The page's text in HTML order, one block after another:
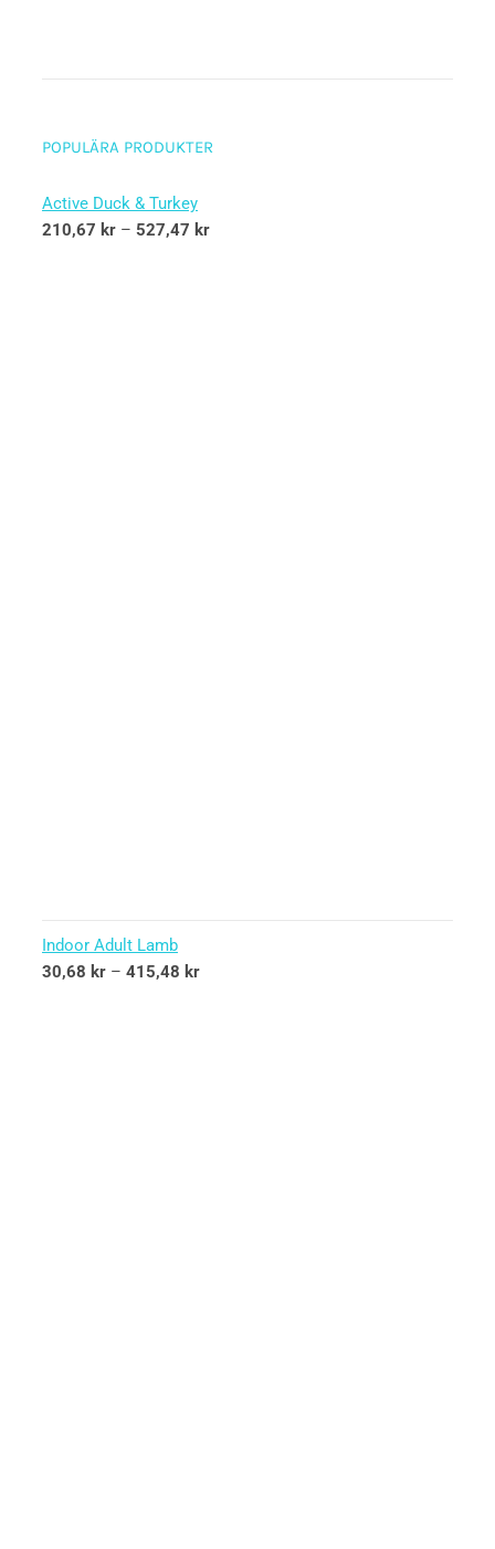
POPULÄRA PRODUKTER
Active Duck & Turkey
210,67 kr – 527,47 kr
Indoor Adult Lamb
30,68 kr – 415,48 kr